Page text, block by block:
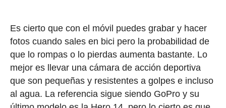
Es cierto que con el móvil puedes grabar y hacer
fotos cuando sales en bici pero la probabilidad de
que lo rompas o lo pierdas aumenta bastante. Lo
mejor es llevar una cámara de acción deportiva
que son pequeñas y resistentes a golpes e incluso
al agua. La referencia sigue siendo GoPro y su